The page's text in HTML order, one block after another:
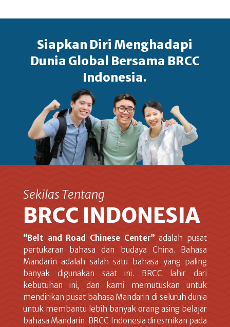
Siapkan Diri Menghadapi
Dunia Global Bersama BRCC
Indonesia.
Sekilas Tentang
BRCC INDONESIA
“Belt and Road Chinese Center” adalah pusat
pertukaran bahasa dan budaya China. Bahasa
Mandarin adalah salah satu bahasa yang paling
banyak digunakan saat ini. BRCC lahir dari
kebutuhan ini, dan kami memutuskan untuk
mendirikan pusat bahasa Mandarin di seluruh dunia
untuk membantu lebih banyak orang asing belajar
bahasa Mandarin. BRCC Indonesia diresmikan pada